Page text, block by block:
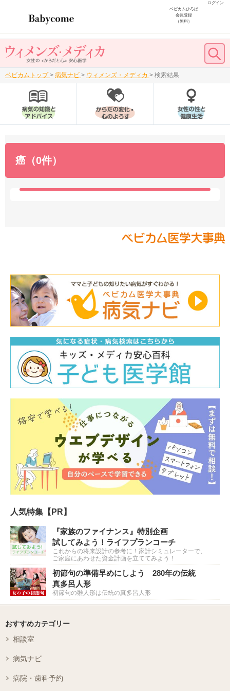
ログイン
ベビカムひろば
会員登録
（無料）
ベビカムトップ > 病気ナビ > ウィメンズ・メディカ > 検索結果
癌（0件）
人気特集【PR】
『家族のファイナンス』特別企画
試してみよう！ライフプランコーチ
これからの将来設計の参考に！家計シミュレーターで、
ご家庭にあわせた資金計画を立ててみよう！
初節句の準備早めにしよう 280年の伝統
真多呂人形
初節句の雛人形は伝統の真多呂人形
おすすめカテゴリー
相談室
病気ナビ
病院・歯科予約